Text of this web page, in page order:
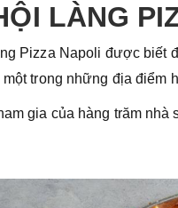
LÀNG
Pizza Napoli được biết
một trong những địa điểm
gia của hàng trăm nhà